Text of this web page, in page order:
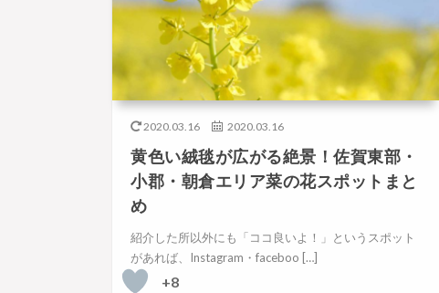
2020.03.16 2020.03.16
黄色い絨毯が広がる絶景！佐賀東部・
小郡・朝倉エリア菜の花スポットまと
め
紹介した所以外にも「ココ良いよ！」というスポット
があれば、Instagram・faceboo […]
+8